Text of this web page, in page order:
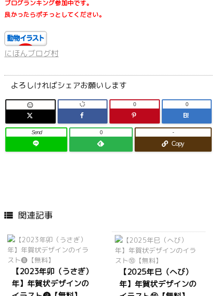
ブログランキング参加中です。
良かったらポチっとしてください。
にほんブログ村
よろしければシェアお願いします
 0
B!
0
Send 0
Copy
-
 関連記事
【2023年卯（うさぎ）
年】年賀状デザインの
【2025年巳（へび）
年】年賀状デザインの